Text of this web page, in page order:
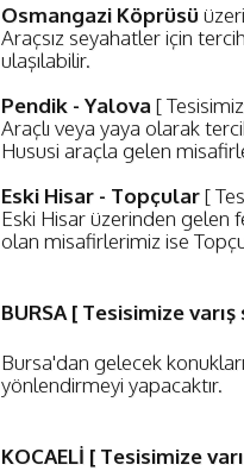
Osmangazi Köprüsü
Araçsız seyahatler için
ulaşılabilir.
Pendik - Yalova [
Araçlı veya yaya olarak
Hususi araçla gelen
Eski Hisar - Topçular[
Eski Hisar üzerinden gelen
olan misafirlerimiz ise
BURSA[ Tesisimize
Bursa'dan gelecek
yönlendirmeyi yapacaktır.
KOCAELİ [ Tesisimize